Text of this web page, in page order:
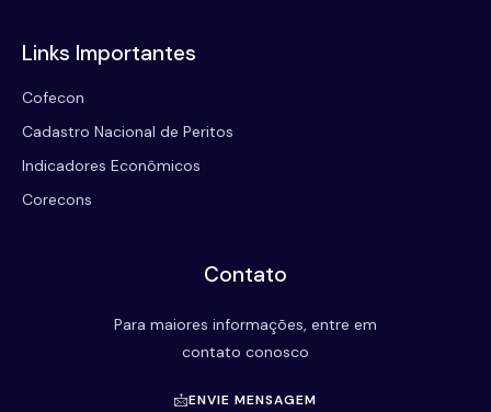
Links Importantes
Cofecon
Cadastro Nacional de Peritos
Indicadores Econômicos
Corecons
Contato
Para maiores informações, entre em
contato conosco
ENVIE MENSAGEM